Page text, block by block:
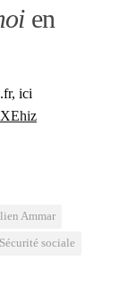
en
ici
Ammar
Sécurité sociale